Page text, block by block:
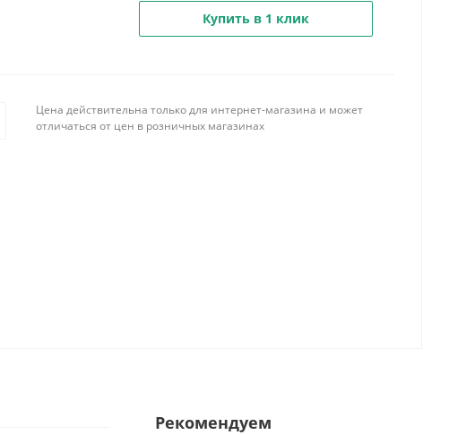
Купить в 1 клик
Цена действительна только для интернет-магазина и может
отличаться от цен в розничных магазинах
Рекомендуем